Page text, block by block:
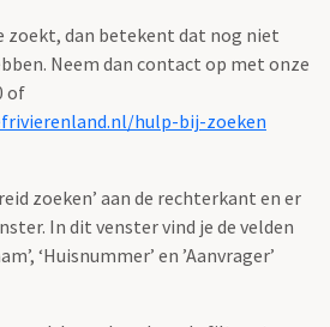
zoekt, dan betekent dat nog niet
Neem dan contact op met onze
of
hulp-bij-zoeken
zoeken’ aan de rechterkant en er
In dit venster vind je de velden
‘Huisnummer’ en ’Aanvrager’